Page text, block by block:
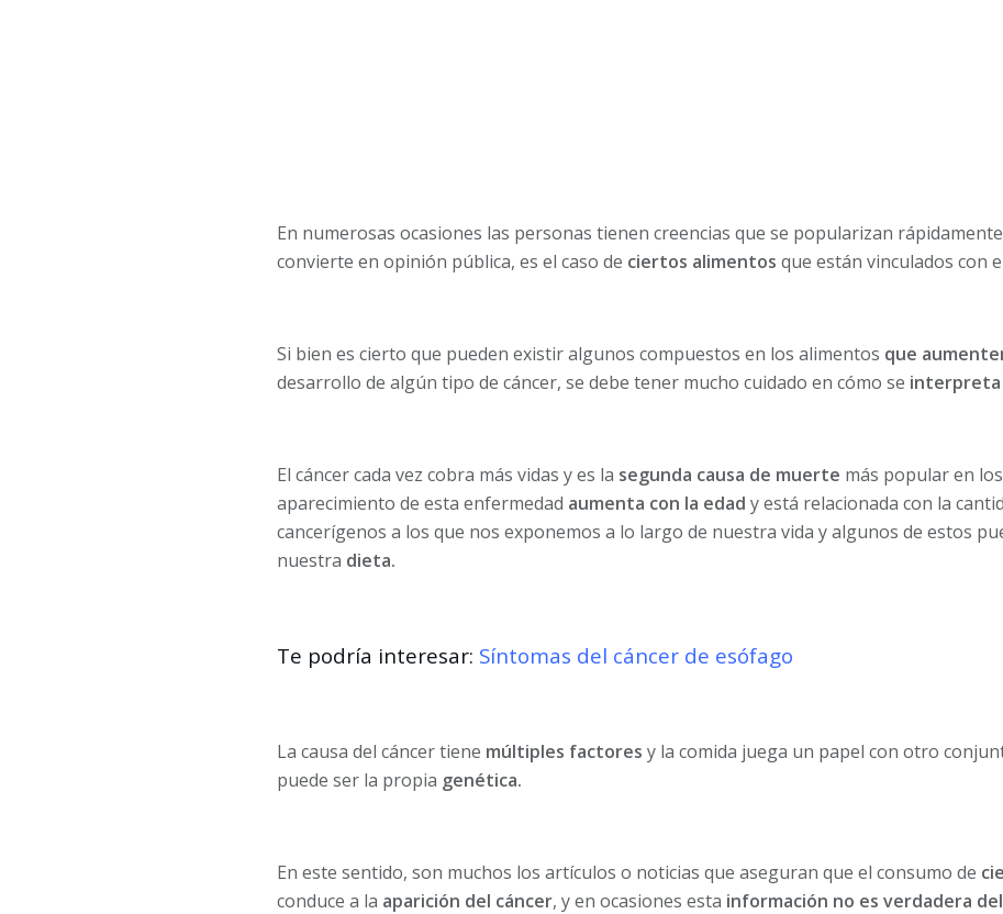
En numerosas ocasiones las personas tienen creencias que se popularizan
convierte en opinión pública, es el caso de ciertos alimentos que están vinculados con
Si bien es cierto que pueden existir algunos compuestos en los alimentos que
desarrollo de algún tipo de cáncer, se debe tener mucho cuidado en cómo se interpreta
El cáncer cada vez cobra más vidas y es la segunda causa de muerte más popular en
aparecimiento de esta enfermedad aumenta con la edad y está relacionada con la
cancerígenos a los que nos exponemos a lo largo de nuestra vida y algunos de estos
nuestra dieta.
Te podría interesar: Síntomas del cáncer de esófago
La causa del cáncer tiene múltiples factores y la comida juega un papel con otro
puede ser la propia genética.
En este sentido, son muchos los artículos o noticias que aseguran que el consumo de
conduce a la aparición del cáncer, y en ocasiones esta información no es verdadera